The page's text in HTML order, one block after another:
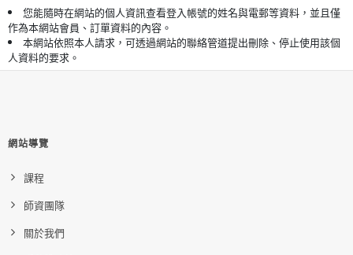
您能隨時在網站的個人資訊查看登入帳號的姓名與電郵等資料，並且僅
作為本網站會員、訂單資料的內容。
本網站依照本人請求，可透過網站的聯絡管道提出刪除、停止使用該個
人資料的要求。
網站導覽
課程
師資團隊
關於我們